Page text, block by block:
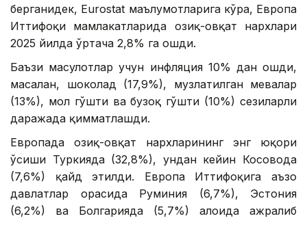
берганидек, Eurostat маълумотларига кўра, Европа
Иттифоқи мамлакатларида озиқ-овқат нархлари
2025 йилда ўртача 2,8% га ошди.
Баъзи маҳсулотлар учун инфляция 10% дан ошди,
масалан, шоколад (17,9%), музлатилган мевалар
(13%), мол гўшти ва бузоқ гўшти (10%) сезиларли
даражада қимматлашди.
Европада озиқ-овқат нархларининг энг юқори
ўсиши Туркияда (32,8%), ундан кейин Косовода
(7,6%) қайд этилди. Европа Иттифоқига аъзо
давлатлар орасида Руминия (6,7%), Эстония
(6,2%) ва Болгарияда (5,7%) алоҳида ажралиб